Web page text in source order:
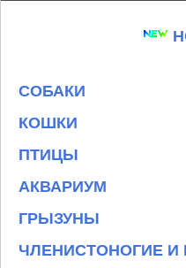
СОБАКИ
КОШКИ
ПТИЦЫ
АКВАРИУМ
ГРЫЗУНЫ
ЧЛЕНИСТОНОГИЕ